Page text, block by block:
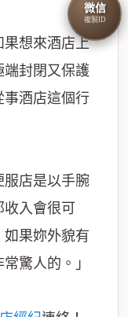
果想來酒店上
端封閉又保護
事酒店這個行
服店是以手腕
入會很可
果妳外貌有
驚人的。」
微信
複製ID